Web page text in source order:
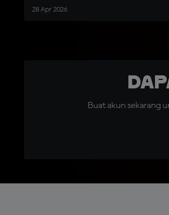
28 Apr 2026
Buat akun sekarang